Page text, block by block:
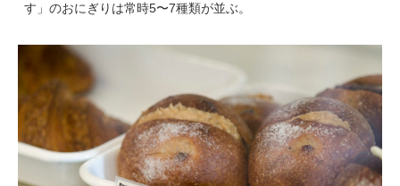
す」のおにぎりは常時5〜7種類が並ぶ。